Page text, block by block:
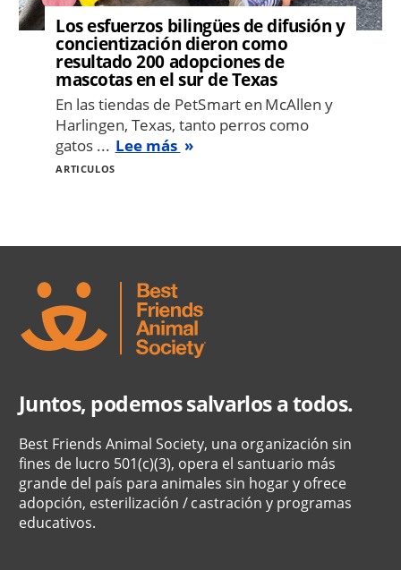
Los esfuerzos bilingües de difusión y
concientización dieron como
resultado 200 adopciones de
mascotas en el sur de Texas
En las tiendas de PetSmart en McAllen y
Harlingen, Texas, tanto perros como
gatos ... Lee más
ARTICULOS
Juntos, podemos salvarlos a todos.
Best Friends Animal Society, una organización sin
fines de lucro 501(c)(3), opera el santuario más
grande del país para animales sin hogar y ofrece
adopción, esterilización / castración y programas
educativos.